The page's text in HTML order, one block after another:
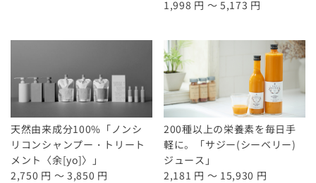
1,998 円 ～ 5,173 円
天然由来成分100%「ノンシ
リコンシャンプー・トリート
メント〈余[yo]〉」
2,750 円 ～ 3,850 円
200種以上の栄養素を毎日手
軽に。「サジー(シーベリー)
ジュース」
2,181 円 ～ 15,930 円